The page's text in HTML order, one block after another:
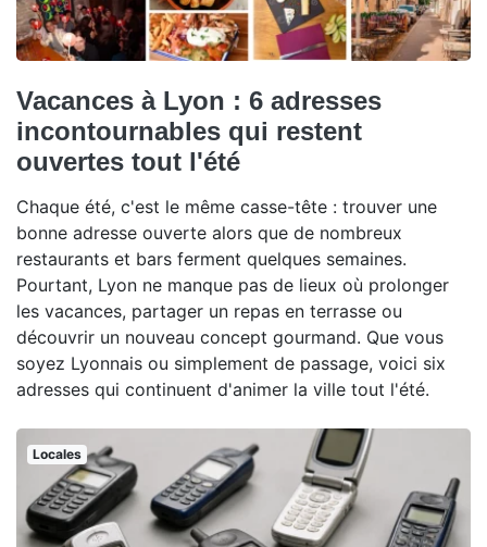
Vacances à Lyon : 6 adresses
incontournables qui restent
ouvertes tout l'été
Chaque été, c'est le même casse-tête : trouver une
bonne adresse ouverte alors que de nombreux
restaurants et bars ferment quelques semaines.
Pourtant, Lyon ne manque pas de lieux où prolonger
les vacances, partager un repas en terrasse ou
découvrir un nouveau concept gourmand. Que vous
soyez Lyonnais ou simplement de passage, voici six
adresses qui continuent d'animer la ville tout l'été.
Locales